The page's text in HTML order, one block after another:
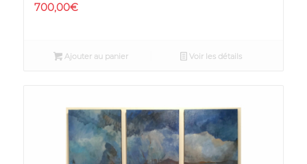
700,00€
Ajouter au panier Voir les détails